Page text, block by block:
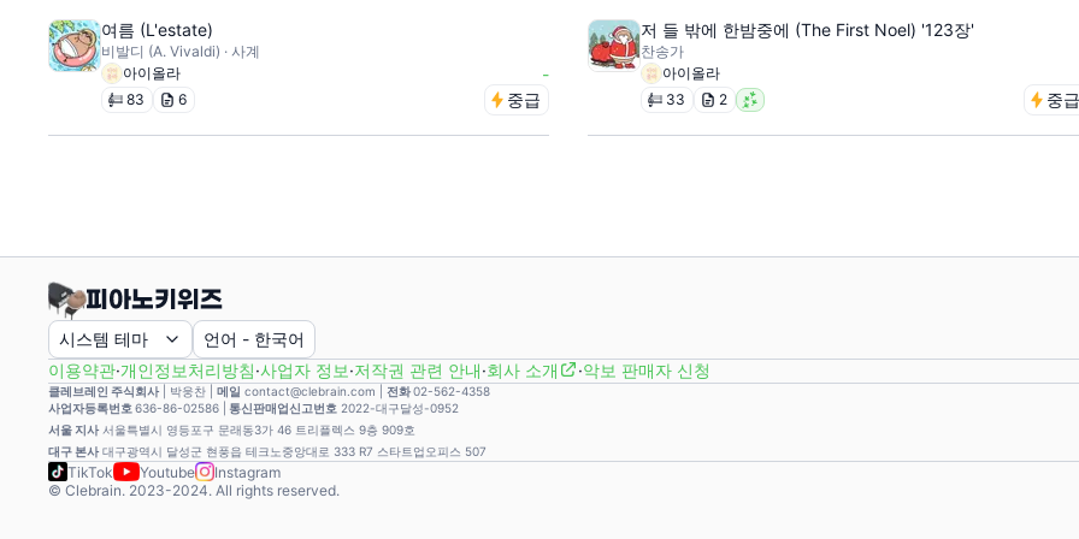
여름 (L'estate)
비발디 (A. Vivaldi) · 사계
아이올라
-
83 6 중급
저 들 밖에 한밤중에 (The First Noel) '123장'
찬송가
아이올라
33
2 중급
시스템 테마 언어 - 한국어
이용약관·개인정보처리방침·사업자 정보·저작권 관련 안내·회사 소개 ·악보 판매자 신청
클레브레인 주식회사| 박웅찬 메일 contact@clebrain.com | 전화02-562-4358
사업자등록번호 636-86-02586 | 통신판매업신고번호 2022-대구달성-0952
서울 지사 서울특별시 영등포구 문래동3가 46 트리플렉스 9층 909호
대구 본사 대구광역시 달성군 현풍읍 테크노중앙대로 333 R7 스타트업오피스 507
TikTok Youtube
Instagram
© Clebrain. 2023-2024. All rights reserved.